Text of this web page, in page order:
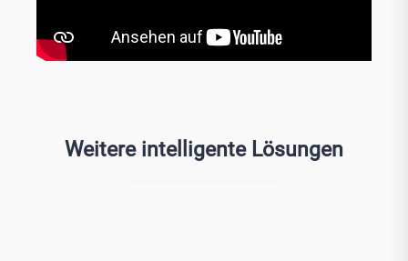
Weitere intelligente Lösungen